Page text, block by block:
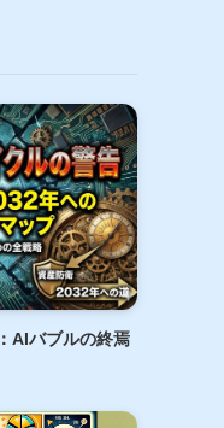
AIバブルの終焉